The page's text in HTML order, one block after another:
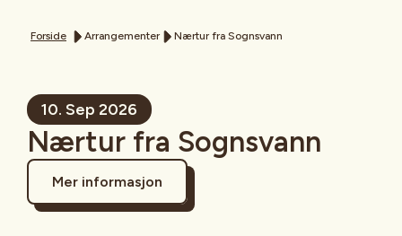
Forside Arrangementer Nærtur fra Sognsvann
10. Sep 2026
Nærtur fra Sognsvann
Mer informasjon